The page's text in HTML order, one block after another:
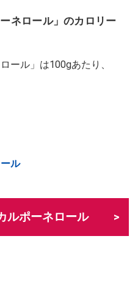
ネロール」のカロリー
ール」は100gあたり、
ル
ルポーネロール